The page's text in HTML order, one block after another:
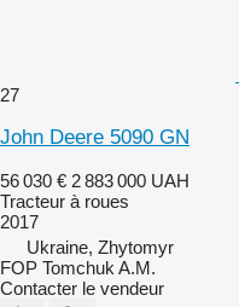
27
John Deere 5090 GN
56 030 € 2 883 000 UAH
Tracteur à roues
2017
Ukraine, Zhytomyr
FOP Tomchuk A.M.
Contacter le vendeur